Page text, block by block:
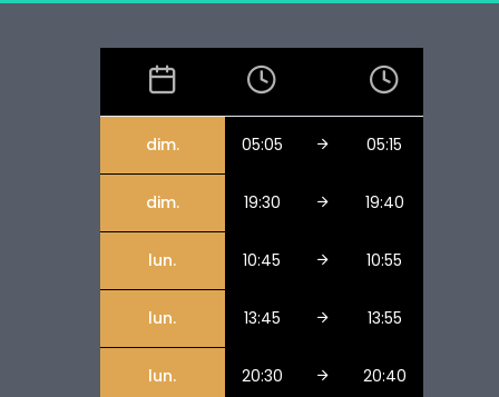
dim. 05:05 05:15
dim. 19:30 19:40
lun. 10:45 10:55
lun. 13:45 13:55
lun. 20:30 20:40